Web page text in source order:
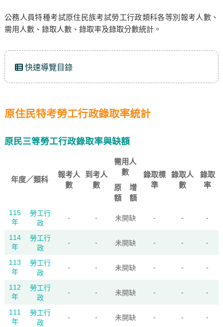
公務人員特種考試原住民族考試勞工行政類科各等別報考人數、
需用人數、錄取人數、錄取率及錄取分數統計。
快速導覽目錄
原住民特考勞工行政錄取率統計
原民三等勞工行政錄取率與缺額
年度／類科
報考人
數
到考人
數
需用人
數
錄取標
準
錄取人
數
錄取
率
原
額
增
額
115
年
勞工行
政
- - 未開缺 - - -
114
年
勞工行
政
- - 未開缺 - - -
113
年
勞工行
政
- - 未開缺 - - -
112
年
勞工行
政
- - 未開缺 - - -
111
年
勞工行
政
- - 未開缺 - - -